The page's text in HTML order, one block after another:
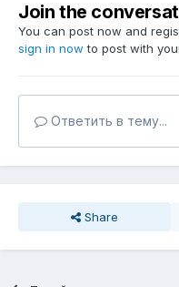
Join the
You can post now and
sign in now to post with
Ответить в тему...
Share